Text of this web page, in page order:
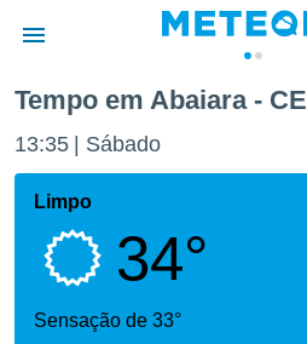
da
foi
fornecidas
a este
Tempo em Abaiara - CE
13:35 Sábado
Limpo
34°
Sensação de 33°